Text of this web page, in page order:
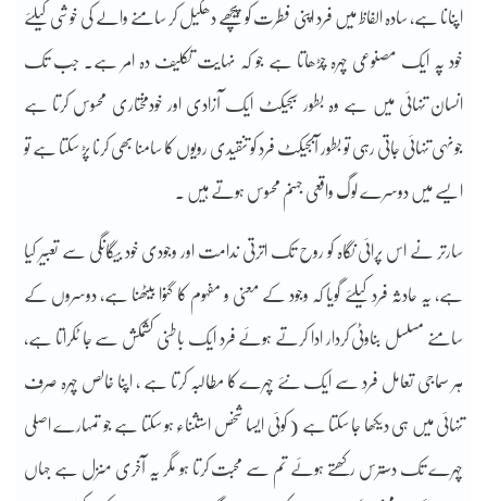
اپنانا ہے، سادہ الفاظ میں فرد اپنی فطرت کو پیچھے دھکیل کر سامنے والے کی خوشی کیلئے
خود پہ ایک مصنوعی چہرہ چڑھاتا ہے جو کہ نہایت تکلیف دہ امر ہے۔ جب تک
انسان تنہائی میں ہے وہ بطور سبجیکٹ ایک آزادی اور خودمختاری محسوس کرتا ہے
جونہی تنہائی جاتی رہی تو بطور آبجیکٹ فرد کو تنقیدی رویوں کا سامنا بھی کرنا پڑ سکتا ہے تو
ایسے میں دوسرے لوگ واقعی جہنم محسوس ہوتے ہیں ۔
سارتر نے اس پرائی نگاہ کو روح تک اترتی ندامت اور وجودی خود بیگانگی سے تعبیر کیا
ہے، یہ حادثہ فرد کیلئے گویا کہ وجود کے معنی و مفہوم کا گنوا بیٹھنا ہے، دوسروں کے
سامنے مسلسل بناوٹی کردار ادا کرتے ہوئے فرد ایک باطنی کشمکش سے جا ٹکراتا ہے،
ہر سماجی تعامل فرد سے ایک نئے چہرے کا مطالبہ کرتا ہے ، اپنا خالص چہرہ صرف
تنہائی میں ہی دیکھا جا سکتا ہے ( کوئی ایسا شخص استثناء ہو سکتا ہے جو تمہارے اصلی
چہرے تک دسترس رکھتے ہوئے تم سے محبت کرتا ہو مگر یہ آخری منزل ہے جہاں